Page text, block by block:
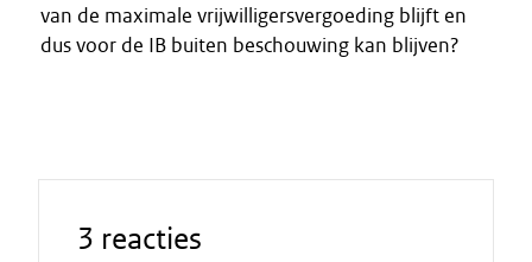
van de maximale vrijwilligersvergoeding blijft en
dus voor de IB buiten beschouwing kan blijven?
3 reacties